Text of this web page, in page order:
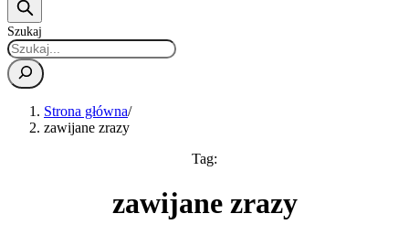
Szukaj
Strona główna/
zawijane zrazy
Tag:
zawijane zrazy